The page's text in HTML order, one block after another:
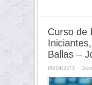
Curso de
Ballas –
05/04/2013